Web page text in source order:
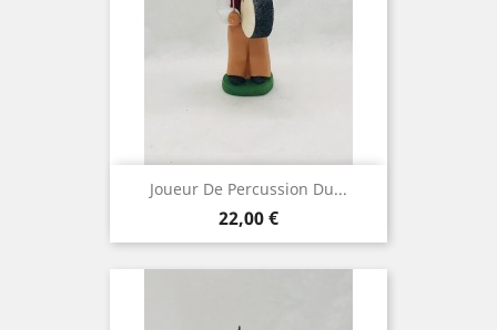
Joueur De Percussion Du...
Prix
22,00 €